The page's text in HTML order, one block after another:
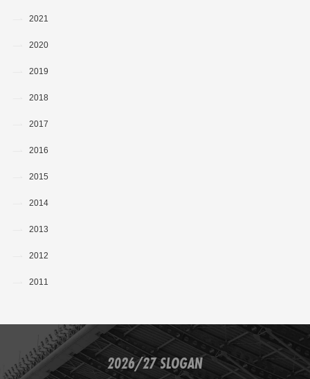
2021
2020
2019
2018
2017
2016
2015
2014
2013
2012
2011
2026/27 SLOGAN